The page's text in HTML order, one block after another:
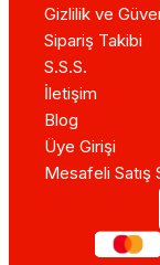
Gizlilik ve
Sipariş Takibi
S.S.S.
İletişim
Blog
Üye Girişi
Mesafeli Satış